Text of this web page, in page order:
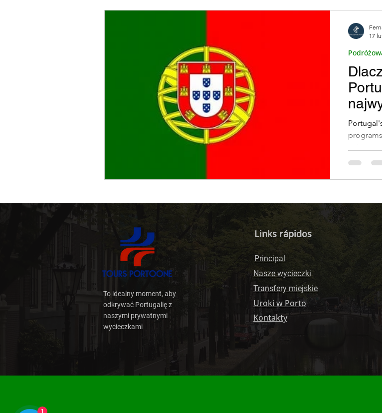
Najlepsze winiarnie w Vila Nova de
Doświadczenia Gastronomiczne ( Exp Kuchnia Portugalska
Boże Narodzenie w Porto Sylwester Portugalskie
Smaki Porto (Sabores
eclectic
17
To idealny moment, aby
odkrywać Portugalię z
naszymi prywatnymi
wycieczkami
Links rápidos
Principal
Nasze wycieczki
Transfery miejskie
Uroki w Porto
Kontakty
1